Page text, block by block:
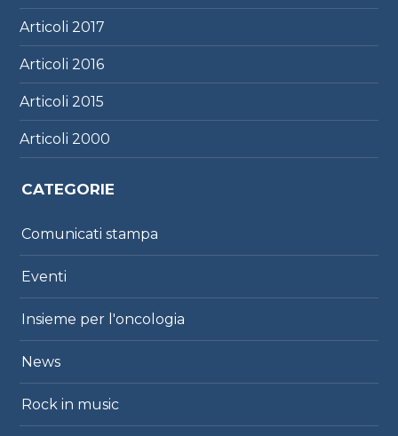
Articoli2017
Articoli2016
Articoli2015
Articoli2000
CATEGORIE
Comunicati stampa
Eventi
Insieme per l'oncologia
News
Rock in music